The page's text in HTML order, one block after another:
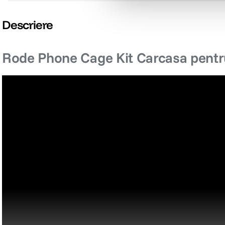
Descriere
Rode Phone Cage Kit Carcasa